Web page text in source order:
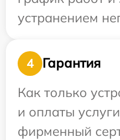
устранением
4
Гарантия
Как только
и оплаты
фирменный